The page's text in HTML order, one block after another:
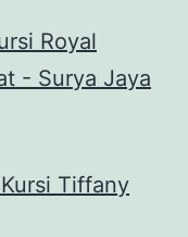
Royal
- Surya Jaya
Tiffany